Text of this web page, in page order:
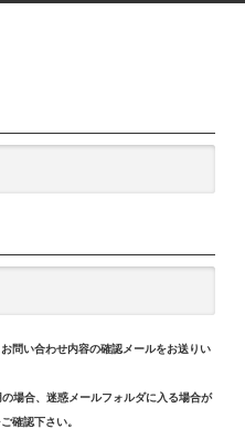
問い合わせ内容の確認メールをお送りい
場合、迷惑メールフォルダに入る場合が
確認下さい。